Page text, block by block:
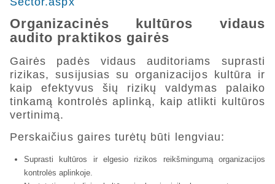
Organizacinės kultūros vidaus
audito praktikos gairės
Gairės padės vidaus auditoriams suprasti
rizikas, susijusias su organizacijos kultūra ir
kaip efektyvus šių rizikų valdymas palaiko
tinkamą kontrolės aplinką, kaip atlikti kultūros
vertinimą.
Perskaičius gaires turėtų būti lengviau:
Suprasti kultūros ir elgesio rizikos reikšmingumą organizacijos
kontrolės aplinkoje.